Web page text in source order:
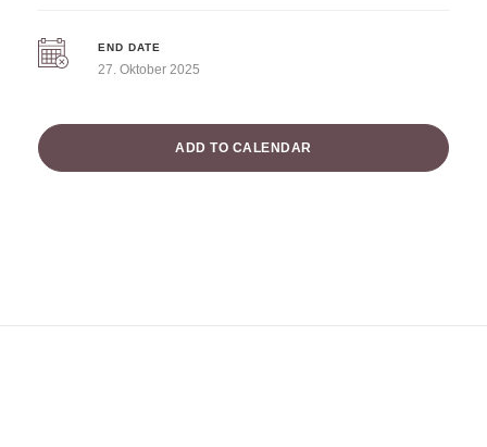
END DATE
27. Oktober 2025
ADD TO CALENDAR